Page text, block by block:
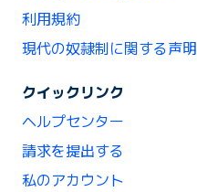
利用規約
現代の奴隷制に関する声明
クイックリンク
ヘルプセンター
請求を提出する
私のアカウント